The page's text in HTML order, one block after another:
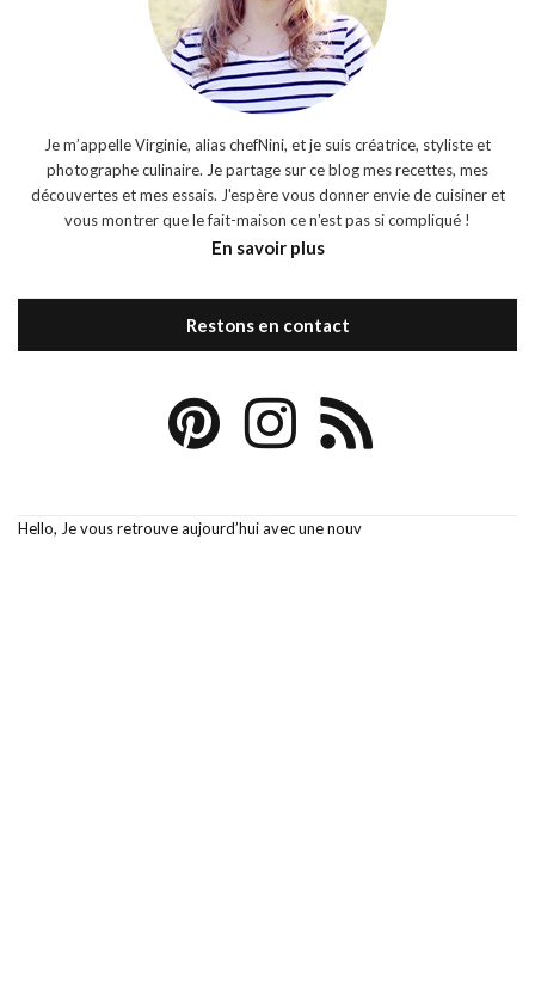
Je m’appelle Virginie, alias chefNini, et je suis créatrice, styliste et
photographe culinaire. Je partage sur ce blog mes recettes, mes
découvertes et mes essais. J'espère vous donner envie de cuisiner et
vous montrer que le fait-maison ce n'est pas si compliqué !
En savoir plus
Restons en contact
Hello, Je vous retrouve aujourd’hui avec une nouv